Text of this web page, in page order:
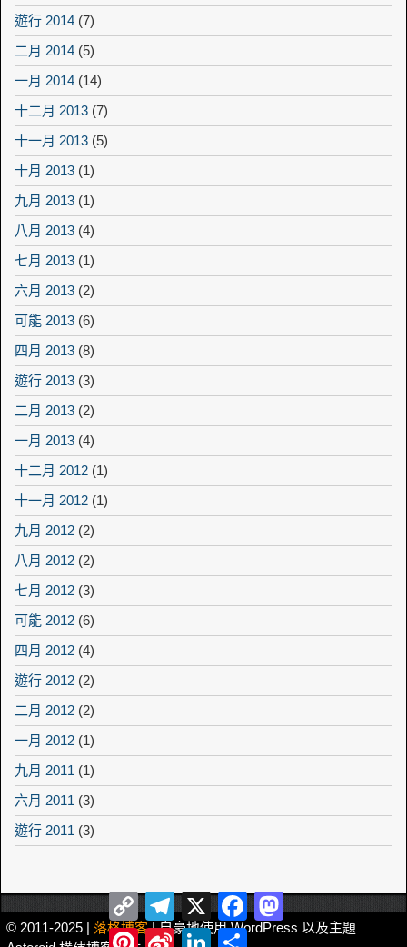
遊行 2014 (7)
二月 2014 (5)
一月 2014 (14)
十二月 2013 (7)
十一月 2013 (5)
十月 2013 (1)
九月 2013 (1)
八月 2013 (4)
七月 2013 (1)
六月 2013 (2)
可能 2013 (6)
四月 2013 (8)
遊行 2013 (3)
二月 2013 (2)
一月 2013 (4)
十二月 2012 (1)
十一月 2012 (1)
九月 2012 (2)
八月 2012 (2)
七月 2012 (3)
可能 2012 (6)
四月 2012 (4)
遊行 2012 (2)
二月 2012 (2)
一月 2012 (1)
九月 2011 (1)
六月 2011 (3)
遊行 2011 (3)
© 2011-2025 | 落格博客| 自豪地使用 WordPress 以及主題
Copy
Link
Telegram
X FacebookMastodon
Pinterest
Sina
LinkedInShare